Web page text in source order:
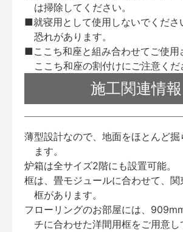
は掃除してください。
■就寝用として使用しないでくださ
恐れがあります。
■ここち和座と組み合わせてご使用
ここち和座の割付けにご注意くだ
施工関連情報
薄型設計なので、地面をほとんど掘
ます。
炉箱は全サイズ2階にも設置可能。
框は、畳モジュールに合わせて、
框があります。
フローリングのお部屋には、
チに合わせた洋間用框をご用意し